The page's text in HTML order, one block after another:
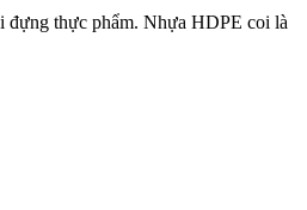
đựng thực phẩm. Nhựa HDPE coi là